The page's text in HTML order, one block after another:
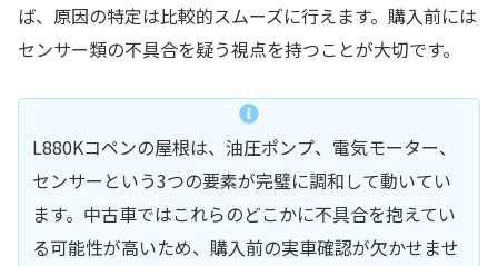
ば、原因の特定は比較的スムーズに行えます。購入前には
センサー類の不具合を疑う視点を持つことが大切です。
L880Kコペンの屋根は、油圧ポンプ、電気モーター、
センサーという3つの要素が完璧に調和して動いてい
ます。中古車ではこれらのどこかに不具合を抱えてい
る可能性が高いため、購入前の実車確認が欠かせませ